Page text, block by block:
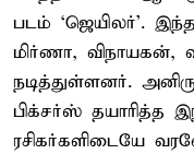
படம் ‘ஜெயிலர்’.
மிர்ணா, விநாயகன்,
நடித்துள்ளனர்.
பிக்சர்ஸ் தயாரித்த
ரசிகர்களிடையே